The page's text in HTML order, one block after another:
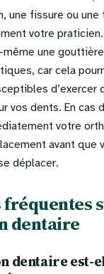
une fissure ou une
votre praticien.
une
car cela
d’exercer
vos dents. En cas
votre
avant que
déplacer.
fréquentes
dentaire
dentaire est-